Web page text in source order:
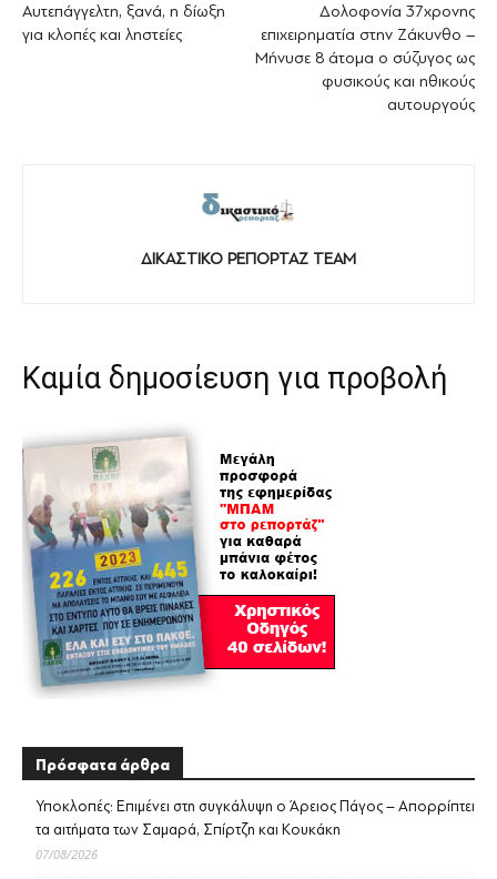
Αυτεπάγγελτη, ξανά, η δίωξη
για κλοπές και ληστείες
Δολοφονία 37χρονης
επιχειρηματία στην Ζάκυνθο –
Μήνυσε 8 άτομα ο σύζυγος ως
φυσικούς και ηθικούς
αυτουργούς
ΔΙΚΑΣΤΙΚΟ ΡΕΠΟΡΤΑΖ TEAM
Καμία δημοσίευση για προβολή
Πρόσφατα άρθρα
Υποκλοπές: Επιμένει στη συγκάλυψη ο Άρειος Πάγος – Απορρίπτει
τα αιτήματα των Σαμαρά, Σπίρτζη και Κουκάκη
07/08/2026